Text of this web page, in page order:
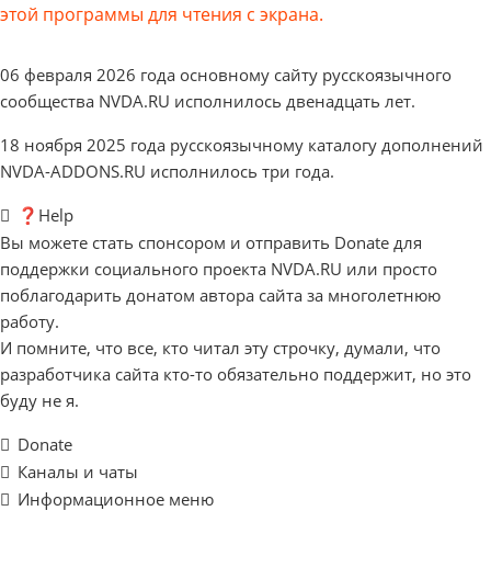
этой программы для чтения с экрана.
06 февраля 2026 года основному сайту русскоязычного
сообщества NVDA.RU исполнилось двенадцать лет.
18 ноября 2025 года русскоязычному каталогу дополнений
NVDA-ADDONS.RU исполнилось три года.
❓Help
Вы можете стать спонсором и отправить Donate для
поддержки социального проекта NVDA.RU или просто
поблагодарить донатом автора сайта за многолетнюю
работу.
И помните, что все, кто читал эту строчку, думали, что
разработчика сайта кто-то обязательно поддержит, но это
буду не я.
Donate
Каналы и чаты
Информационное меню